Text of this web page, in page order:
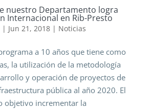
nuestro Departamento logra
Internacional en Rib-Presto
| Jun 21, 2018| Noticias
a 10 años que tiene como
la utilización de la metodología
y operación de proyectos de
pública al año 2020. El
objetivo incrementar la